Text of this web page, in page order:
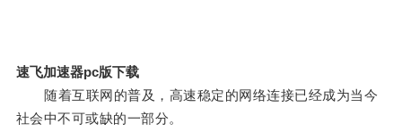
速飞加速器pc版下载
随着互联网的普及，高速稳定的网络连接已经成为当今
社会中不可或缺的一部分。